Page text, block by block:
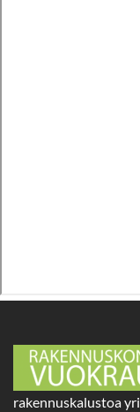
rakennuskalustoa